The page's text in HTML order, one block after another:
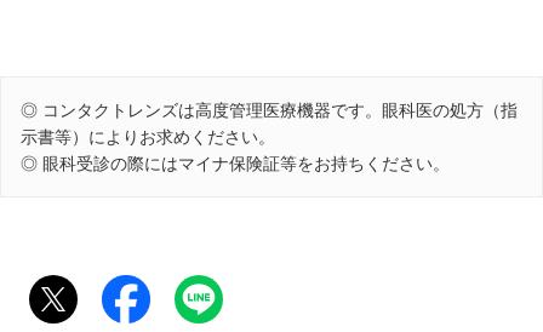
◎ コンタクトレンズは高度管理医療機器です。眼科医の処方（指
示書等）によりお求めください。
◎ 眼科受診の際にはマイナ保険証等をお持ちください。